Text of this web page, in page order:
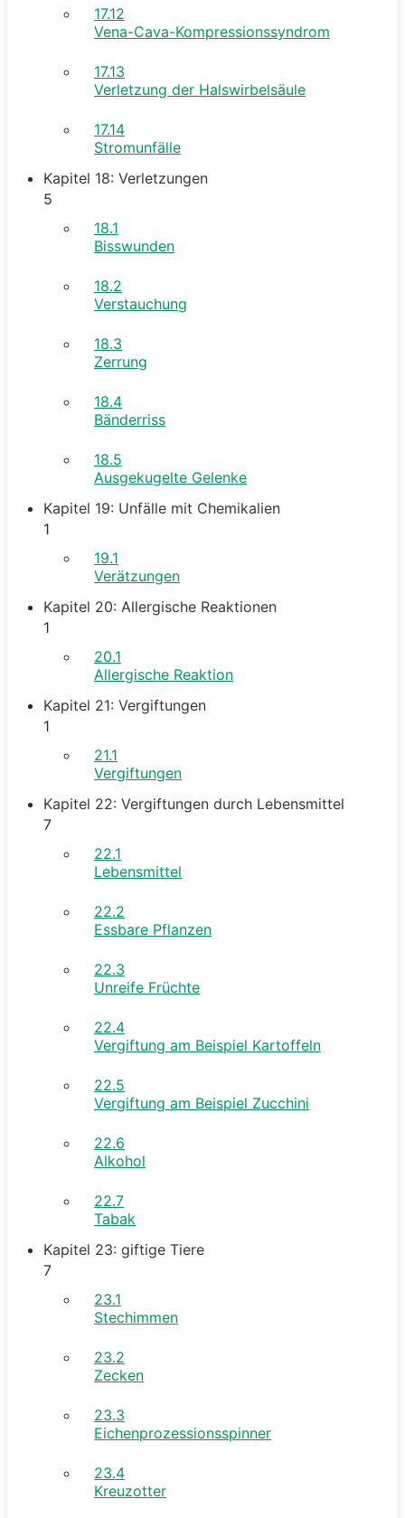
17.12
Vena-Cava-Kompressionssyndrom
17.13
Verletzung der Halswirbelsäule
17.14
Stromunfälle
Kapitel 18: Verletzungen
5
18.1
Bisswunden
18.2
Verstauchung
18.3
Zerrung
18.4
Bänderriss
18.5
Ausgekugelte Gelenke
Kapitel 19: Unfälle mit Chemikalien
1
19.1
Verätzungen
Kapitel 20: Allergische Reaktionen
1
20.1
Allergische Reaktion
Kapitel 21: Vergiftungen
1
21.1
Vergiftungen
Kapitel 22: Vergiftungen durch Lebensmittel
7
22.1
Lebensmittel
22.2
Essbare Pflanzen
22.3
Unreife Früchte
22.4
Vergiftung am Beispiel Kartoffeln
22.5
Vergiftung am Beispiel Zucchini
22.6
Alkohol
22.7
Tabak
Kapitel 23: giftige Tiere
7
23.1
Stechimmen
23.2
Zecken
23.3
Eichenprozessionsspinner
23.4
Kreuzotter